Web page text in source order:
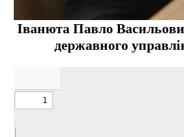
Іванюта Павло
державного